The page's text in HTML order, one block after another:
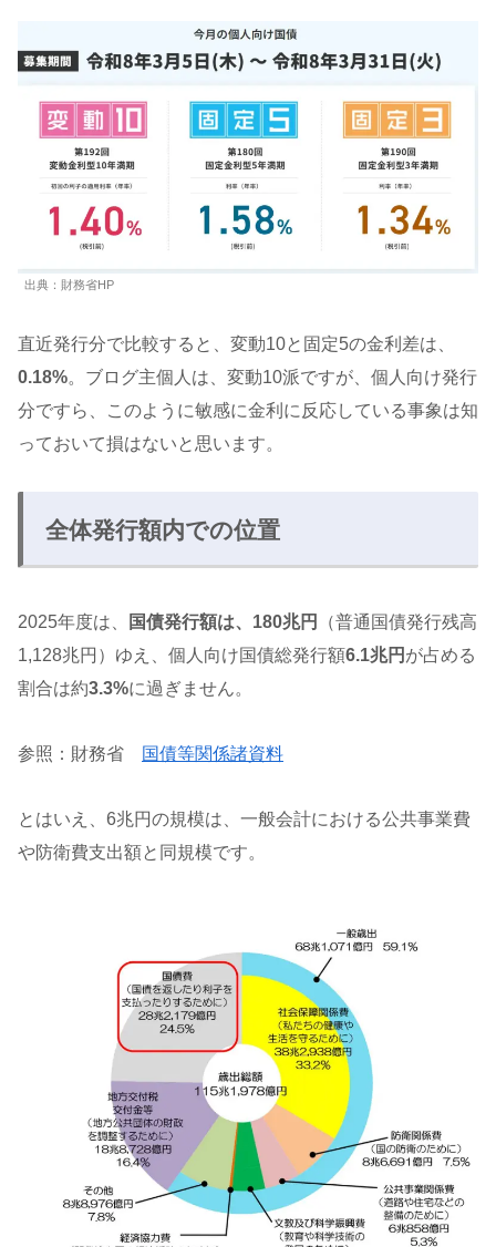
出典：財務省HP
直近発行分で比較すると、変動10と固定5の金利差は、
0.18%。ブログ主個人は、変動10派ですが、個人向け発行
分ですら、このように敏感に金利に反応している事象は知
っておいて損はないと思います。
全体発行額内での位置
2025年度は、 国債発行額は、180兆円
（普通国債発行残高
1,128兆円）ゆえ、個人向け国債総発行額6.1兆円 が占める
割合は約3.3%に過ぎません。
参照：財務省 国債等関係諸資料
とはいえ、6兆円の規模は、一般会計における公共事業費
や防衛費支出額と同規模です。